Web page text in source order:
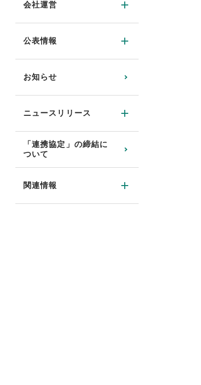
会社運営
公表情報
お知らせ
ニュースリリース
「連携協定」の締結に
ついて
関連情報